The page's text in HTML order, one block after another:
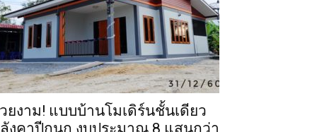
ยงาม! แบบบ้านโมเดิร์นชั้นเดียว
งคาปีกนก งบประมาณ 8 แสนกว่า